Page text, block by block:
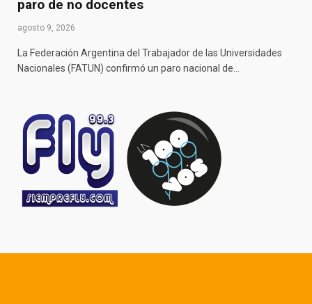
paro de no docentes
agosto 9, 2026
La Federación Argentina del Trabajador de las Universidades
Nacionales (FATUN) confirmó un paro nacional de…